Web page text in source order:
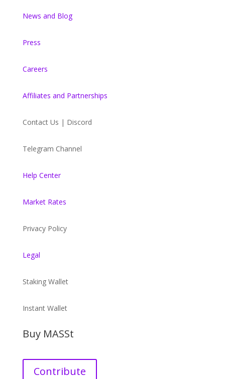
News and Blog
Press
Careers
Affiliates and Partnerships
Contact Us | Discord
Telegram Channel
Help Center
Market Rates
Privacy Policy
Legal
Staking Wallet
Instant Wallet
Buy MASSt
Contribute